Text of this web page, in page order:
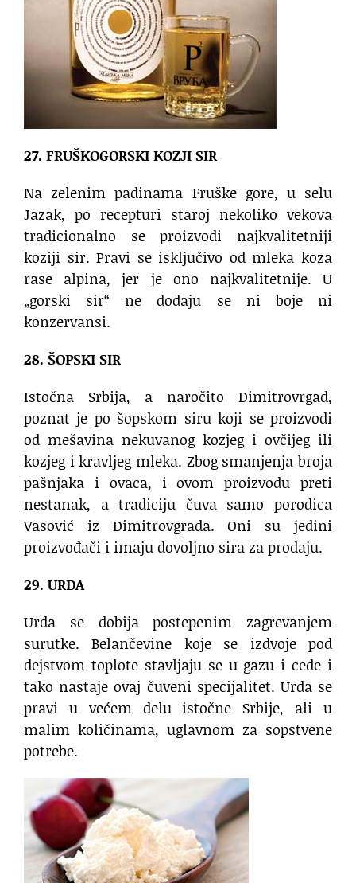
27. FRUŠKOGORSKI KOZJI SIR
Na zelenim padinama Fruške gore, u selu
Jazak, po recepturi staroj nekoliko vekova
tradicionalno se proizvodi najkvalitetniji
koziji sir. Pravi se isključivo od mleka koza
rase alpina, jer je ono najkvalitetnije. U
„gorski sir“ ne dodaju se ni boje ni
konzervansi.
28. ŠOPSKI SIR
Istočna Srbija, a naročito Dimitrovrgad,
poznat je po šopskom siru koji se proizvodi
od mešavina nekuvanog kozjeg i ovčijeg ili
kozjeg i kravljeg mleka. Zbog smanjenja broja
pašnjaka i ovaca, i ovom proizvodu preti
nestanak, a tradiciju čuva samo porodica
Vasović iz Dimitrovgrada. Oni su jedini
proizvođači i imaju dovoljno sira za prodaju.
29. URDA
Urda se dobija postepenim zagrevanjem
surutke. Belančevine koje se izdvoje pod
dejstvom toplote stavljaju se u gazu i cede i
tako nastaje ovaj čuveni specijalitet. Urda se
pravi u većem delu istočne Srbije, ali u
malim količinama, uglavnom za sopstvene
potrebe.